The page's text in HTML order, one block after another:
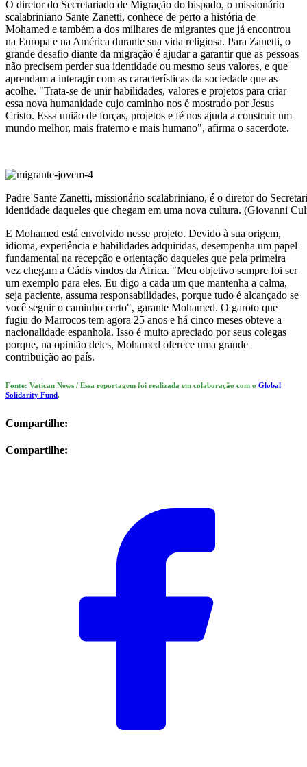
O diretor do Secretariado de Migração do bispado, o missionário
scalabriniano Sante Zanetti, conhece de perto a história de
Mohamed e também a dos milhares de migrantes que já encontrou
na Europa e na América durante sua vida religiosa. Para Zanetti, o
grande desafio diante da migração é ajudar a garantir que as pessoas
não precisem perder sua identidade ou mesmo seus valores, e que
aprendam a interagir com as características da sociedade que as
acolhe. "Trata-se de unir habilidades, valores e projetos para criar
essa nova humanidade cujo caminho nos é mostrado por Jesus
Cristo. Essa união de forças, projetos e fé nos ajuda a construir um
mundo melhor, mais fraterno e mais humano", afirma o sacerdote.
Padre Sante Zanetti, missionário scalabriniano, é o diretor do
identidade daqueles que chegam em uma nova cultura. (Giovanni
E Mohamed está envolvido nesse projeto. Devido à sua origem,
idioma, experiência e habilidades adquiridas, desempenha um papel
fundamental na recepção e orientação daqueles que pela primeira
vez chegam a Cádis vindos da África. "Meu objetivo sempre foi ser
um exemplo para eles. Eu digo a cada um que mantenha a calma,
seja paciente, assuma responsabilidades, porque tudo é alcançado se
você seguir o caminho certo", garante Mohamed. O garoto que
fugiu do Marrocos tem agora 25 anos e há cinco meses obteve a
nacionalidade espanhola. Isso é muito apreciado por seus colegas
porque, na opinião deles, Mohamed oferece uma grande
contribuição ao país.
Fonte: Vatican News / Essa reportagem foi realizada em colaboração com o Global
Solidarity Fund.
Compartilhe:
Compartilhe: